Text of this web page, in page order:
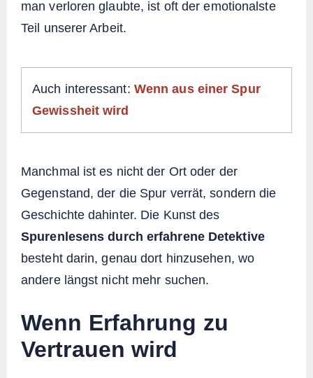
man verloren glaubte, ist oft der emotionalste
Teil unserer Arbeit.
Auch interessant: Wenn aus einer Spur
Gewissheit wird
Manchmal ist es nicht der Ort oder der
Gegenstand, der die Spur verrät, sondern die
Geschichte dahinter. Die Kunst des
Spurenlesens durch erfahrene Detektive
besteht darin, genau dort hinzusehen, wo
andere längst nicht mehr suchen.
Wenn Erfahrung zu
Vertrauen wird